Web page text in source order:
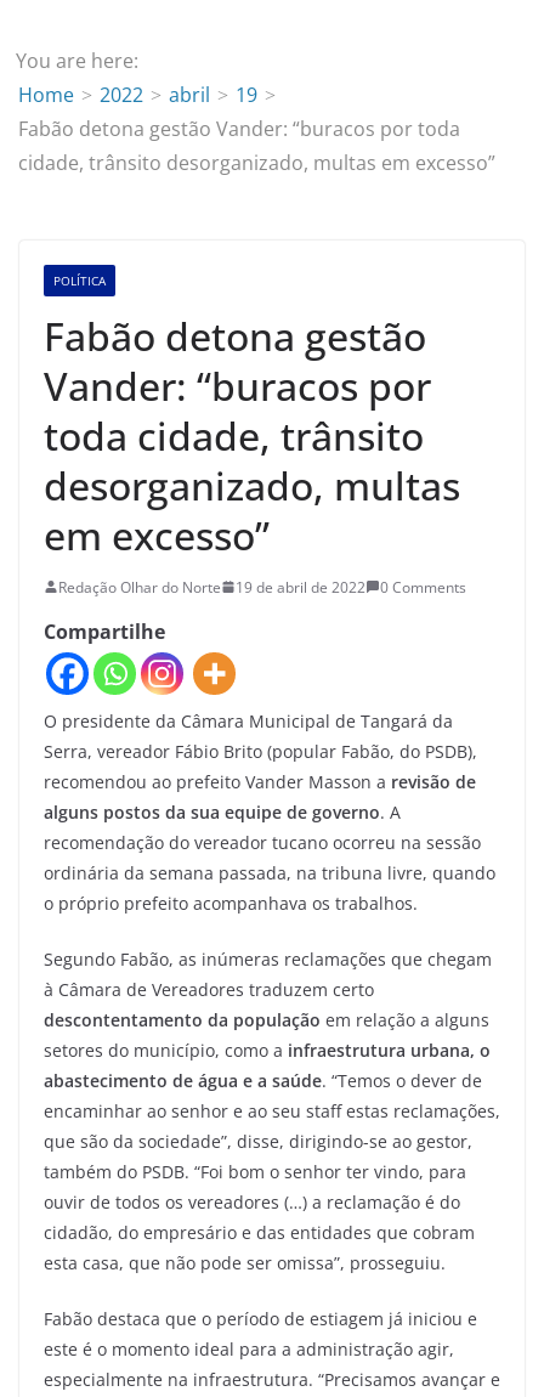
You are here:
Home
2022 abril
19
Fabão detona gestão Vander: “buracos por toda
cidade, trânsito desorganizado, multas em excesso”
POLÍTICA
Fabão detona gestão
Vander: “buracos por
toda cidade, trânsito
desorganizado, multas
em excesso”
Redação Olhar do Norte 19 de abril de 2022 0 Comments
Compartilhe
O presidente da Câmara Municipal de Tangará da
Serra, vereador Fábio Brito (popular Fabão, do PSDB),
recomendou ao prefeito Vander Masson a revisão de
alguns postos da sua equipe de governo. A
recomendação do vereador tucano ocorreu na sessão
ordinária da semana passada, na tribuna livre, quando
o próprio prefeito acompanhava os trabalhos.
Segundo Fabão, as inúmeras reclamações que chegam
à Câmara de Vereadores traduzem certo
descontentamento da população em relação a alguns
setores do município, como a infraestrutura urbana, o
abastecimento de água e a saúde. “Temos o dever de
encaminhar ao senhor e ao seu staff estas reclamações,
que são da sociedade”, disse, dirigindo-se ao gestor,
também do PSDB. “Foi bom o senhor ter vindo, para
ouvir de todos os vereadores (…) a reclamação é do
cidadão, do empresário e das entidades que cobram
esta casa, que não pode ser omissa”, prosseguiu.
Fabão destaca que o período de estiagem já iniciou e
este é o momento ideal para a administração agir,
especialmente na infraestrutura. “Precisamos avançar e